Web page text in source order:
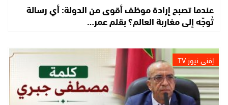
عندما تصبح إرادة موظف أقوى من الدولة: أي رسالة
تُوجَّه إلى مغاربة العالم؟ بقلم عمر…
إفني نيوز TV